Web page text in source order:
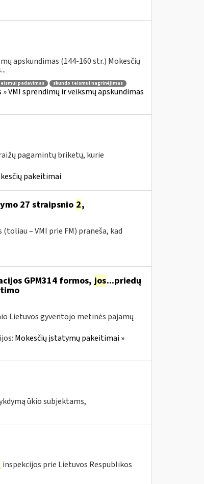
apskundimas (144-160 str.) Mokesčių
padavimas
skundo teismui nagrinėjimas
VMI sprendimų ir veiksmų apskundimas
pagamintų briketų, kurie
pakeitimai
27 straipsnio 2,
– VMI prie FM) praneša, kad
GPM314 formos, jos...priedų
Lietuvos gyventojo metinės pajamų
Mokesčių įstatymų pakeitimai »
ūkio subjektams,
inspekcijos prie Lietuvos Respublikos